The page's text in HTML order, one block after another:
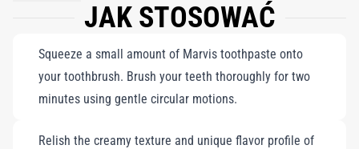
tylko zachwyca podniebienie, ale też wspiera ochronę przed
współpracy z Amarelli jest harmonijne połączenie wyrazistej
lukrecji z orzeźwiającą nutą mięty.
JAK STOSOWAĆ
Squeeze a small amount of Marvis toothpaste onto
your toothbrush. Brush your teeth thoroughly for two
minutes using gentle circular motions.
Relish the creamy texture and unique flavor profile of